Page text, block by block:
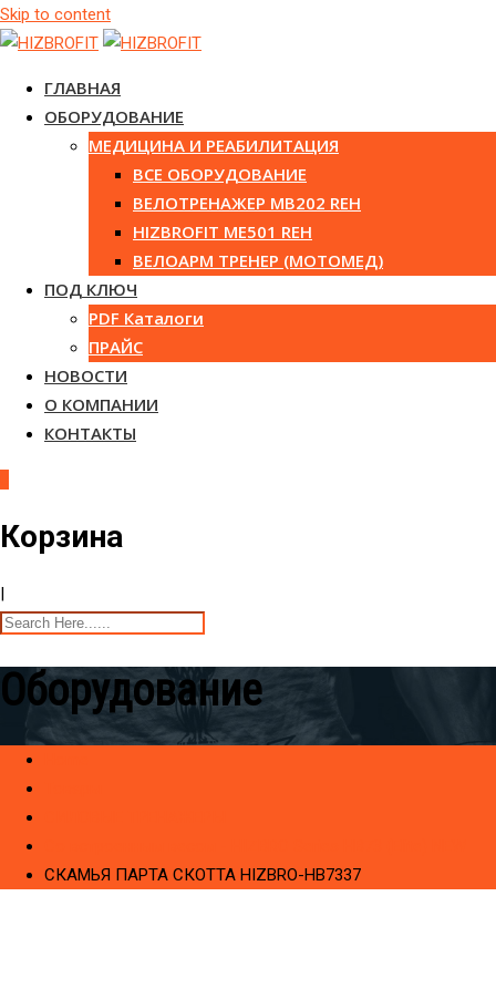
Skip to content
ГЛАВНАЯ
ОБОРУДОВАНИЕ
МЕДИЦИНА И РЕАБИЛИТАЦИЯ
ВСЕ ОБОРУДОВАНИЕ
ВЕЛОТРЕНАЖЕР MB202 REH
HIZBROFIT ME501 REH
ВЕЛОАРМ ТРЕНЕР (МОТОМЕД)
ПОД КЛЮЧ
PDF Каталоги
ПРАЙС
НОВОСТИ
О КОМПАНИИ
КОНТАКТЫ
Корзина
Оборудование
СКАМЬЯ ПАРТА СКОТТА HIZBRO-HB7337